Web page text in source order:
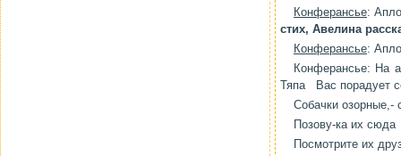
Конферансье:
стих, Авелина
Конферансье:
Конферансье: На
Тяпа Вас порадует
Собачки озорные,-
Позову-ка их сюда
Посмотрите их